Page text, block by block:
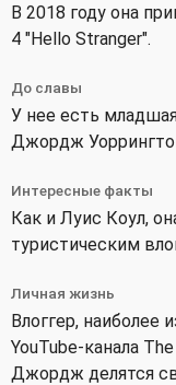
В 2018 году она
4 "Hello Stranger".
До славы
У нее есть
Джордж
Интересные факты
Как и Луис Коул,
туристическим
Личная жизнь
Влоггер, наиболее
YouTube-канала
Джордж делятся